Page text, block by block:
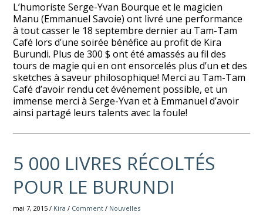
L’humoriste Serge-Yvan Bourque et le magicien
Manu (Emmanuel Savoie) ont livré une performance
à tout casser le 18 septembre dernier au Tam-Tam
Café lors d’une soirée bénéfice au profit de Kira
Burundi. Plus de 300 $ ont été amassés au fil des
tours de magie qui en ont ensorcelés plus d’un et des
sketches à saveur philosophique! Merci au Tam-Tam
Café d’avoir rendu cet événement possible, et un
immense merci à Serge-Yvan et à Emmanuel d’avoir
ainsi partagé leurs talents avec la foule!
5 000 LIVRES RÉCOLTÉS
POUR LE BURUNDI
mai 7, 2015 / Kira / Comment / Nouvelles